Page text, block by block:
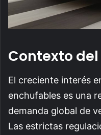
Contexto
El creciente interés
enchufables es una
demanda global de
Las estrictas